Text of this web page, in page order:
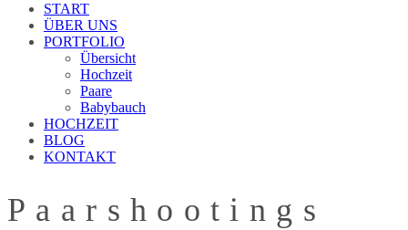
START
ÜBER UNS
PORTFOLIO
Übersicht
Hochzeit
Paare
Babybauch
HOCHZEIT
BLOG
KONTAKT
Paarshootings